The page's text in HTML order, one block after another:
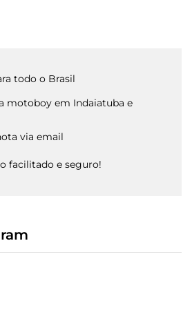
todo o Brasil
motoboy em Indaiatuba e
via email
facilitado e seguro!